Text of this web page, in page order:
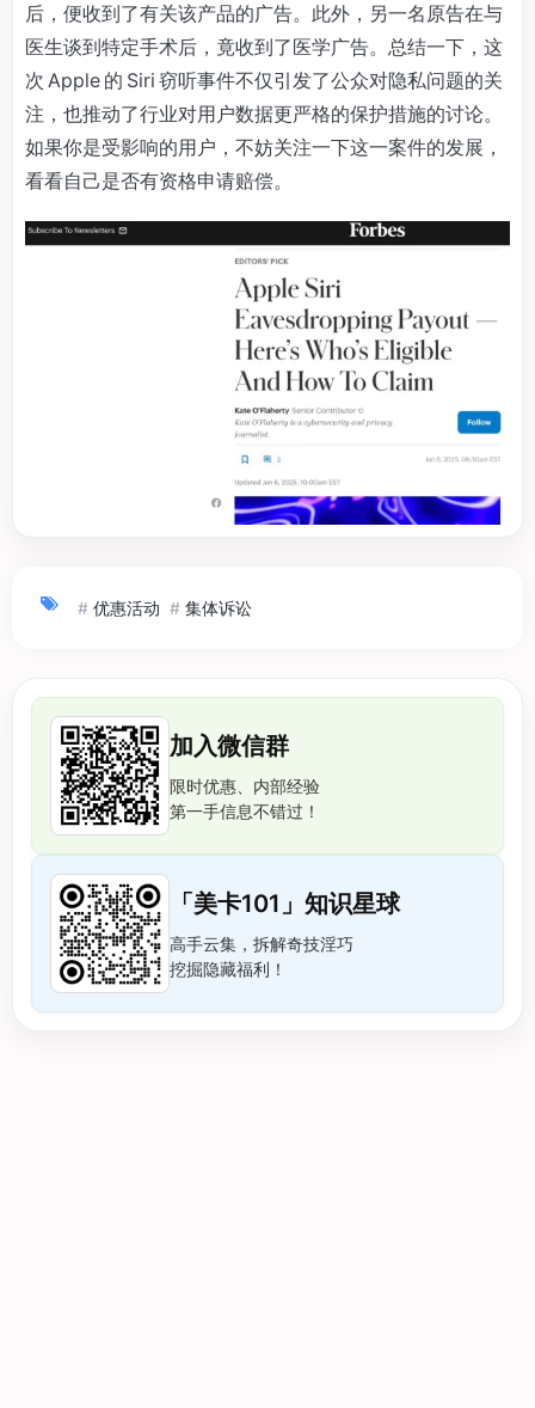
后，便收到了有关该产品的广告。此外，另一名原告在与
医生谈到特定手术后，竟收到了医学广告。总结一下，这
次 Apple 的 Siri 窃听事件不仅引发了公众对隐私问题的关
注，也推动了行业对用户数据更严格的保护措施的讨论。
如果你是受影响的用户，不妨关注一下这一案件的发展，
看看自己是否有资格申请赔偿。
# 优惠活动 # 集体诉讼
加入微信群
限时优惠、内部经验
第一手信息不错过！
「美卡101」知识星球
高手云集，拆解奇技淫巧
挖掘隐藏福利！